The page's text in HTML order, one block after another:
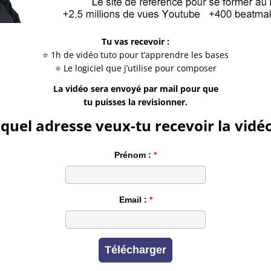
Tu vas recevoir :
⭐ 1h de vidéo tuto pour t’apprendre les bases
⭐ Le logiciel que j’utilise pour composer
La vidéo sera envoyé par mail pour que
tu puisses la revisionner.
adresse veux-tu recevoir la
Prénom :
Email :
Télécharger